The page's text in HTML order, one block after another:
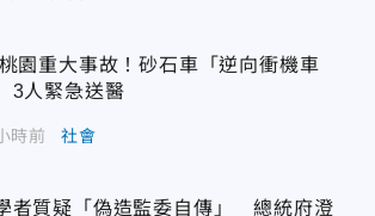
園重大事故！砂石車「逆向衝機車
3人緊急送醫
時前 社會
者質疑「偽造監委自傳」 總統府澄